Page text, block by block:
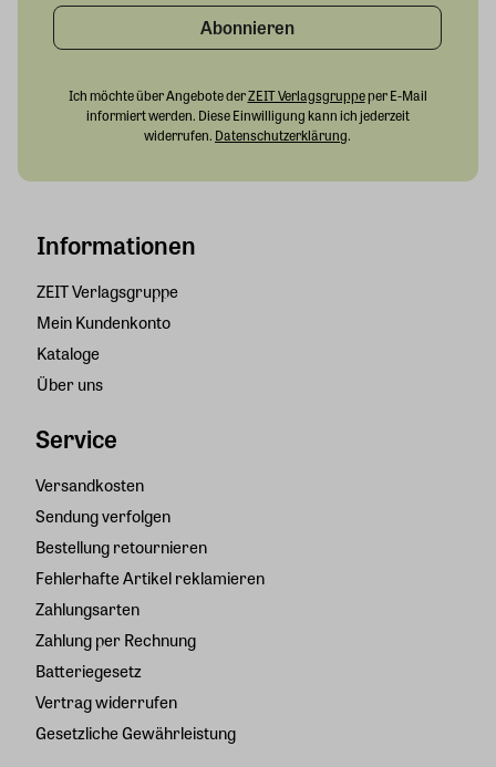
Informationen
ZEIT Verlagsgruppe
Mein Kundenkonto
Kataloge
Über uns
Service
Versandkosten
Sendung verfolgen
Bestellung retournieren
Fehlerhafte Artikel reklamieren
Zahlungsarten
Zahlung per Rechnung
Batteriegesetz
Vertrag widerrufen
Gesetzliche Gewährleistung
Abonnieren
Ich möchte über Angebote derZEIT Verlagsgruppeper E-Mail
informiert werden. Diese Einwilligung kann ich jederzeit
widerrufen. Datenschutzerklärung.